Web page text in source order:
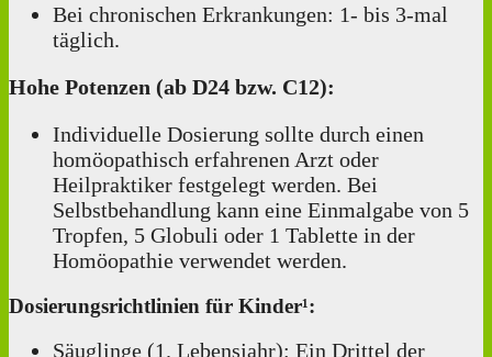
Bei chronischen Erkrankungen: 1‑ bis 3-mal
täglich.
Hohe Potenzen (ab D24 bzw. C12):
Individuelle Dosierung sollte durch einen
homöopathisch erfahrenen Arzt oder
Heilpraktiker festgelegt werden. Bei
Selbstbehandlung kann eine Einmalgabe von 5
Tropfen, 5 Globuli oder 1 Tablette in der
Homöopathie verwendet werden.
Dosierungsrichtlinien für Kinder¹:
Säuglinge (1. Lebensjahr): Ein Drittel der